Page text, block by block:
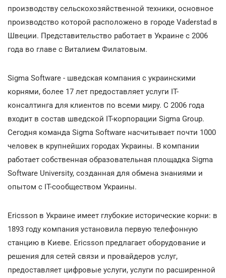
производству сельскохозяйственной техники, основное
производство которой расположено в городе Vаderstad в
Швеции. Представительство работает в Украине с 2006
года во главе с Виталием Филатовым.
Sigma Software - шведская компания с украинскими
корнями, более 17 лет предоставляет услуги IT-
консалтинга для клиентов по всеми миру. С 2006 года
входит в состав шведской IT-корпорации Sigma Group.
Сегодня команда Sigma Software насчитывает почти 1000
человек в крупнейших городах Украины. В компании
работает собственная образовательная площадка Sigma
Software University, созданная для обмена знаниями и
опытом с IT-сообществом Украины.
Ericsson в Украине имеет глубокие исторические корни: в
1893 году компания установила первую телефонную
станцию в Киеве. Ericsson предлагает оборудование и
решения для сетей связи и провайдеров услуг,
предоставляет цифровые услуги, услуги по расширенной